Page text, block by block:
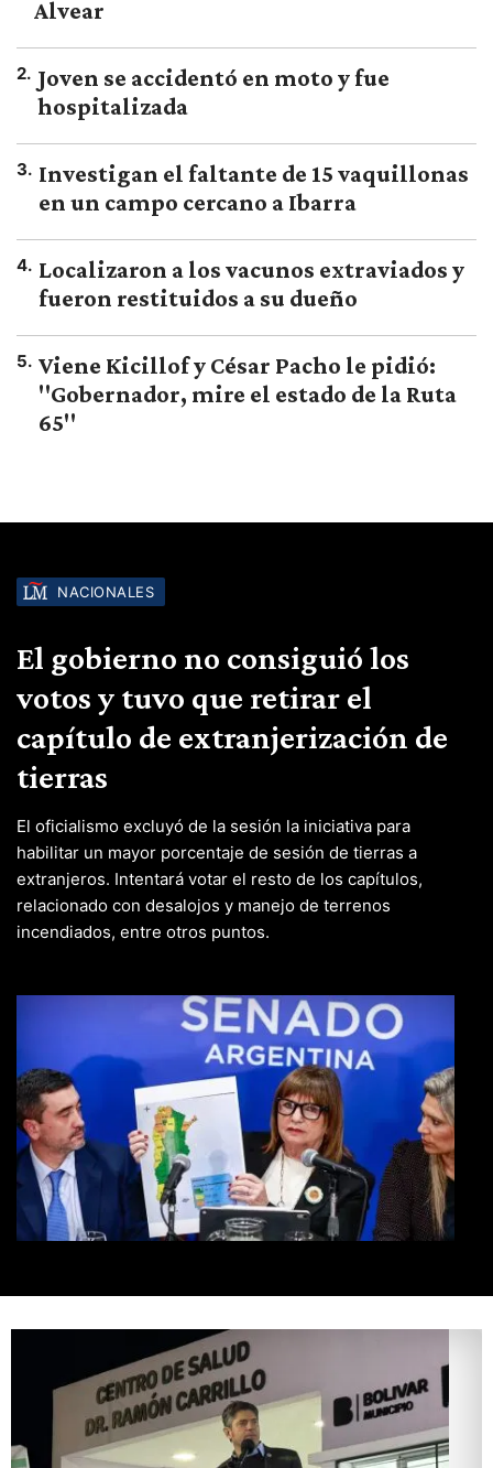
Alvear
2. Joven se accidentó en moto y fue
hospitalizada
3. Investigan el faltante de 15 vaquillonas
en un campo cercano a Ibarra
4. Localizaron a los vacunos extraviados y
fueron restituidos a su dueño
5. Viene Kicillof y César Pacho le pidió:
"Gobernador, mire el estado de la Ruta
65"
NACIONALES
El gobierno no consiguió los
votos y tuvo que retirar el
capítulo de extranjerización de
tierras
El oficialismo excluyó de la sesión la iniciativa para
habilitar un mayor porcentaje de sesión de tierras a
extranjeros. Intentará votar el resto de los capítulos,
relacionado con desalojos y manejo de terrenos
incendiados, entre otros puntos.